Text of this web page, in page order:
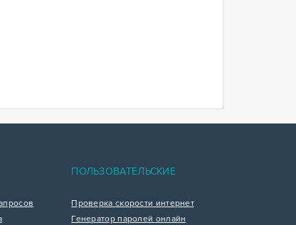
ПОЛЬЗОВАТЕЛЬСКИЕ
Проверка скорости интернет
Генератор паролей онлайн